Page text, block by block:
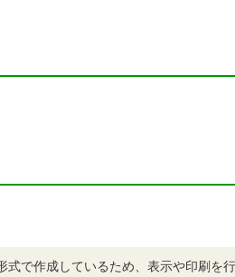
で作成しているため、表示や印刷を